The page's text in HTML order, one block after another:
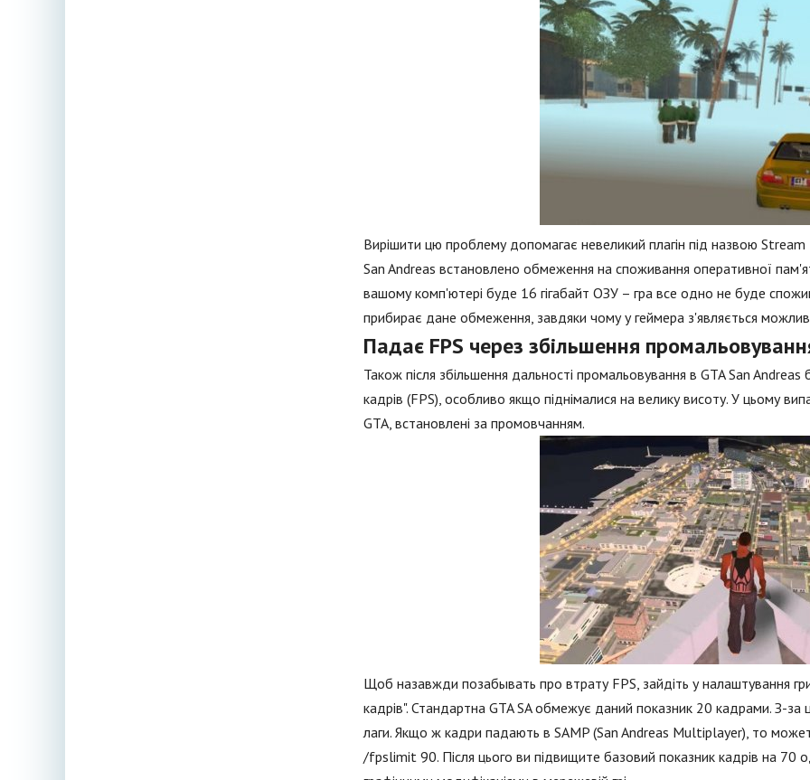
Вирішити цю проблему допомагає невеликий плагін під назвою
San Andreas встановлено обмеження на споживання оперативної
вашому комп'ютері буде 16 гігабайт ОЗУ – гра все одно не буде
прибирає дане обмеження, завдяки чому у геймера з'являється
Падає FPS через збільшення
Також після збільшення дальності промальовування в GTA San
кадрів (FPS), особливо якщо піднімалися на велику висоту. У цьому
GTA, встановлені за промовчанням.
Щоб назавжди позабывать про втрату FPS, зайдіть у налаштування
кадрів". Стандартна GTA SA обмежує даний показник 20 кадрами. З-за
лаги. Якщо ж кадри падають в SAMP (San Andreas Multiplayer), то
/fpslimit 90. Після цього ви підвищите базовий показник кадрів на